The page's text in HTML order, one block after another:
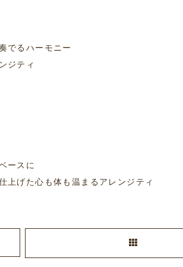
でるハーモニー
ジティ
ースに
上げた心も体も温まるアレンジティ